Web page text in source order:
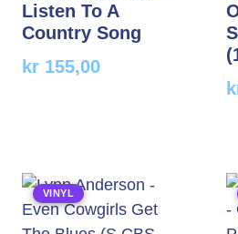
Listen To A
Country Song
kr 155,00
VINYL